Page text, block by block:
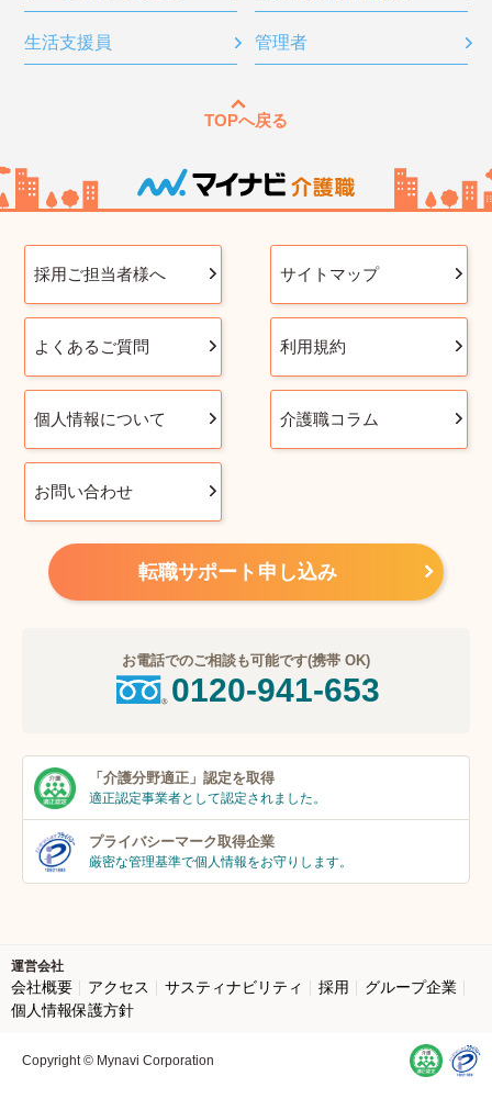
生活支援員 管理者
TOPへ戻る
採用ご担当者様へ サイトマップ
よくあるご質問 利用規約
個人情報について 介護職コラム
お問い合わせ
転職サポート申し込み
お電話でのご相談も可能です(携帯 OK)
0120-941-653
「介護分野適正」 認定を取得
適正認定事業者として認定されました。
プライバシーマーク取得企業
厳密な管理基準で個人情報をお守りします。
運営会社
会社概要 アクセス サスティナビリティ 採用
グループ企業
個人情報保護方針
Copyright © Mynavi Corporation